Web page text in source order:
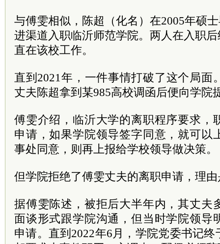
与傅雯相似，陈超（化名）在2005年硕
进渠道入职临沂师范学院。两人在入职
直在该校工作。
直到2021年，一件事情打破了这个局面
丈夫陈超拿到某985高校调函后便向学院
傅雯介绍，临沂大学的离职程序要求，
申请，如果学院领导签字同意，就可以
事处同意，则再上报给学校领导做决策。
但学院拒绝了傅雯丈夫的离职申请，理
据傅雯陈述，被拒后大半年内，其丈夫
面谈形式跟学院沟通，但当时学院领导
申请。直到2022年6月，学院党委书记